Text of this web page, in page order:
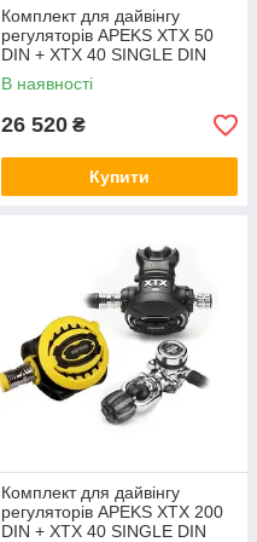
Комплект для дайвінгу
регуляторів APEKS XTX 50
DIN + XTX 40 SINGLE DIN
В наявності
26 520 ₴
Купити
Комплект для дайвінгу
регуляторів APEKS XTX 200
DIN + XTX 40 SINGLE DIN